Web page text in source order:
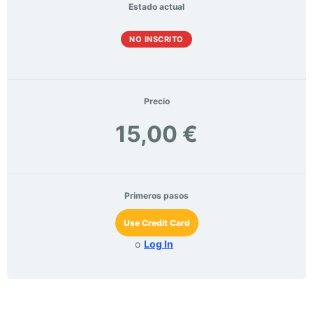
Estado actual
NO INSCRITO
Precio
15,00 €
Primeros pasos
Use Credit Card
o Log In